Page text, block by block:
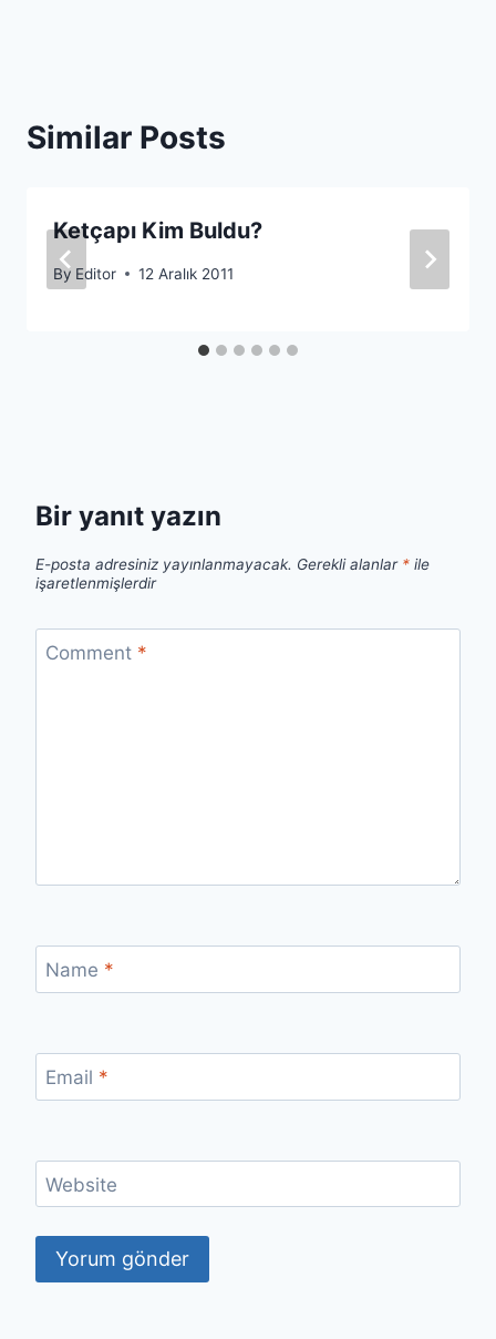
Similar Posts
Ketçapı Kim Buldu?
By Editor 12 Aralık 2011
Bir yanıt yazın
E-posta adresiniz yayınlanmayacak. Gerekli alanlar * ile
işaretlenmişlerdir
Comment *
Name *
Email *
Website